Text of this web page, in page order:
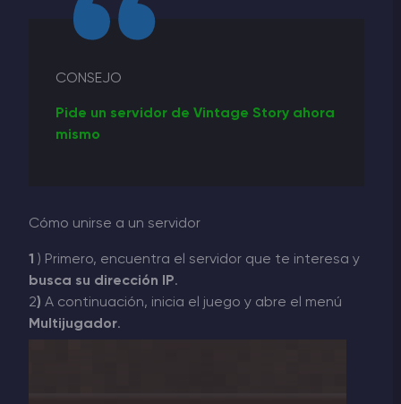
CONSEJO
Pide un servidor de Vintage Story ahora
mismo
Cómo unirse a un servidor
1 ) Primero, encuentra el servidor que te interesa y
busca su dirección IP.
2) A continuación, inicia el juego y abre el menú
Multijugador.